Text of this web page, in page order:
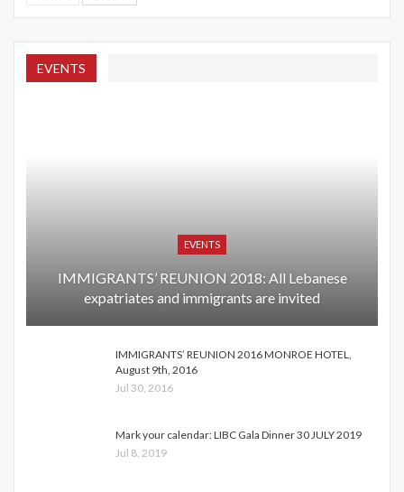
EVENTS
EVENTS
IMMIGRANTS’ REUNION 2018: All Lebanese
expatriates and immigrants are invited
IMMIGRANTS’ REUNION 2016 MONROE HOTEL,
August 9th, 2016
Jul 30, 2016
Mark your calendar: LIBC Gala Dinner 30 JULY 2019
Jul 8, 2019